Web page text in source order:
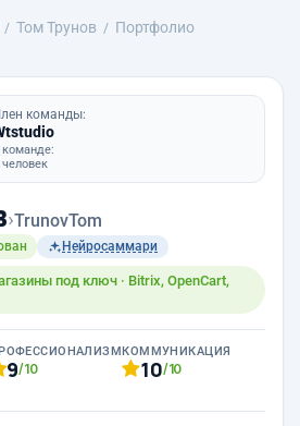
Том Трунов
Портфолио
команды:
команде:
человек
›TrunovTom
Нейросаммари
под ключ · Bitrix, OpenCart,
9/10
КОММУНИКАЦИЯ
10/10